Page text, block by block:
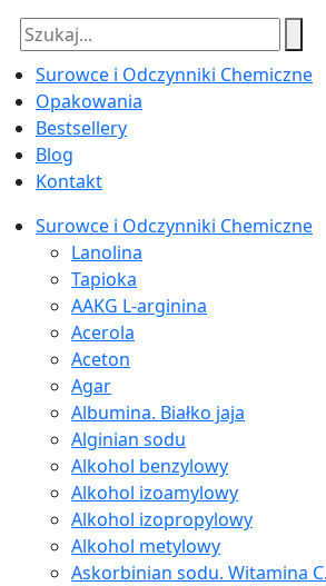
Surowce i Odczynniki Chemiczne
Opakowania
Bestsellery
Blog
Kontakt
Surowce i Odczynniki Chemiczne
Lanolina
Tapioka
AAKG L-arginina
Acerola
Aceton
Agar
Albumina. Białko jaja
Alginian sodu
Alkohol benzylowy
Alkohol izoamylowy
Alkohol izopropylowy
Alkohol metylowy
Askorbinian sodu. Witamina